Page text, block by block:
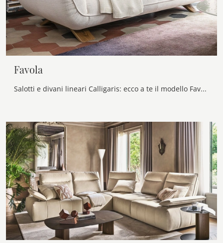
Favola
Salotti e divani lineari Calligaris: ecco a te il modello Favola in tessuto per completare la zona giorno.